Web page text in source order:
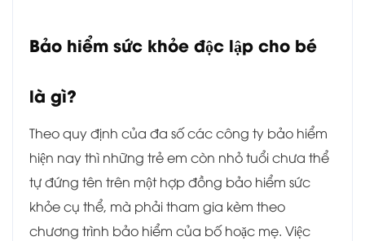
Bảo hiểm sức khỏe độc lập cho bé
là gì?
Theo quy định của đa số các công ty bảo hiểm
hiện nay thì những trẻ em còn nhỏ tuổi chưa thể
tự đứng tên trên một hợp đồng bảo hiểm sức
khỏe cụ thể, mà phải tham gia kèm theo
chương trình bảo hiểm của bố hoặc mẹ. Việc